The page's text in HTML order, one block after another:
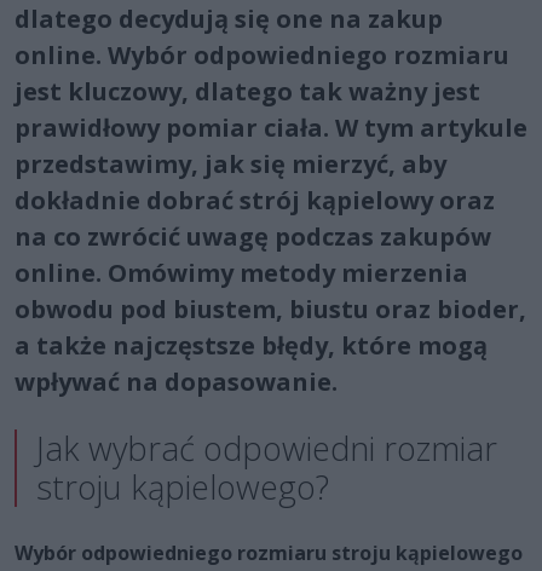
dlatego decydują się one na zakup
online. Wybór odpowiedniego rozmiaru
jest kluczowy, dlatego tak ważny jest
prawidłowy pomiar ciała. W tym artykule
przedstawimy, jak się mierzyć, aby
dokładnie dobrać strój kąpielowy oraz
na co zwrócić uwagę podczas zakupów
online. Omówimy metody mierzenia
obwodu pod biustem, biustu oraz bioder,
a także najczęstsze błędy, które mogą
wpływać na dopasowanie.
Jak wybrać odpowiedni rozmiar
stroju kąpielowego?
Wybór odpowiedniego rozmiaru stroju kąpielowego